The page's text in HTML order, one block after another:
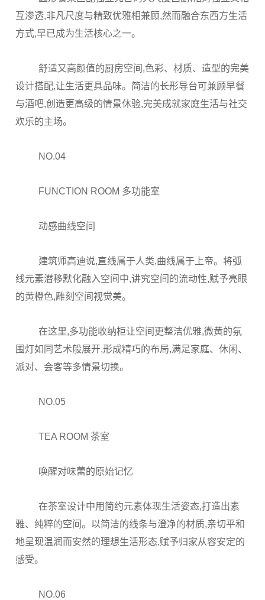
互渗透,非凡尺度与精致优雅相兼顾,然而融合东西方生活
方式,早已成为生活核心之一。
舒适又高颜值的厨房空间,色彩、材质、造型的完美
设计搭配,让生活更具品味。简洁的长形导台可兼顾早餐
与酒吧,创造更高级的情景休验,完美成就家庭生活与社交
欢乐的主场。
NO.04
FUNCTION ROOM 多功能室
动感曲线空间
建筑师高迪说,直线属于人类,曲线属于上帝。将弧
线元素潜移默化融入空间中,讲究空间的流动性,赋予亮眼
的黄橙色,雕刻空间视觉美。
在这里,多功能收纳柜让空间更整洁优雅,微黄的氛
围灯如同艺术般展开,形成精巧的布局,满足家庭、休闲、
派对、会客等多情景切换。
NO.05
TEA ROOM 茶室
唤醒对味蕾的原始记忆
在茶室设计中用简约元素体现生活姿态,打造出素
雅、纯粹的空间。以简洁的线条与澄净的材质,亲切平和
地呈现温润而安然的理想生活形态,赋予归家从容安定的
感受。
NO.06